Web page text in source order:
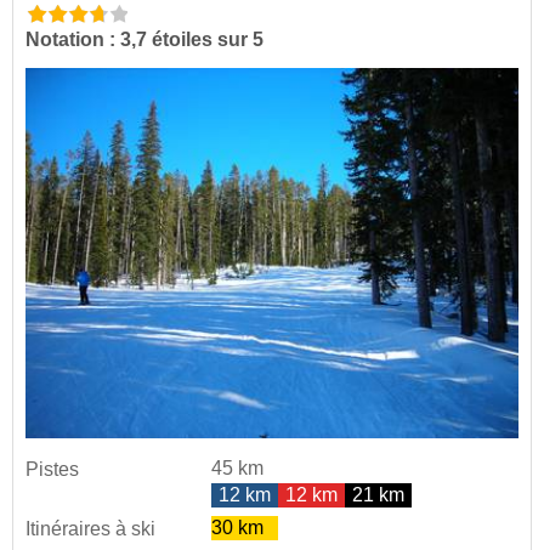
Notation : 3,7 étoiles sur 5
Pistes
45 km
12 km
12 km
21 km
Itinéraires à ski
30 km